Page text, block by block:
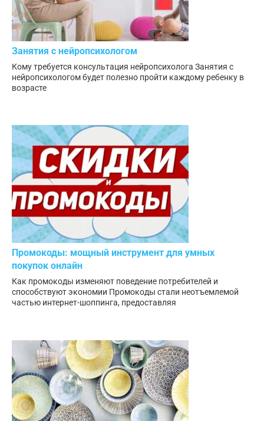
Занятия с нейропсихологом
Кому требуется консультация нейропсихолога Занятия с
нейропсихологом будет полезно пройти каждому ребенку в
возрасте
Промокоды: мощный инструмент для умных
покупок онлайн
Как промокоды изменяют поведение потребителей и
способствуют экономии Промокоды стали неотъемлемой
частью интернет-шоппинга, предоставляя